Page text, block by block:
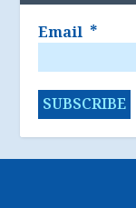
Email *